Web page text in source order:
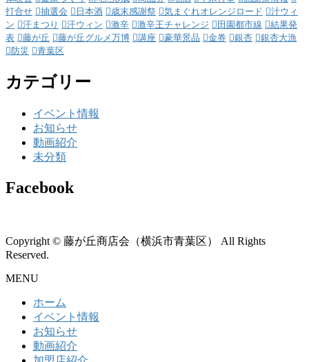
打合せ
抽選会 日本酒 歳末感謝祭 気まぐれオレンジロード
汁ウィ
ン
汗まつり 汗ウィン 激辛 激辛王チャレンジ 田園都市線
結果発
表
藤が丘 藤が丘グルメ万博 講座 豪華景品 金券 銀杏
銀杏大漁
防災
青葉区
カテゴリー
イベント情報
お知らせ
動画紹介
未分類
Facebook
Copyright © 藤が丘商店会（横浜市青葉区） All Rights
Reserved.
MENU
ホーム
イベント情報
お知らせ
動画紹介